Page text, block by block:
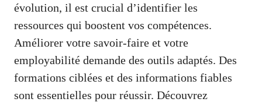
évolution, il est crucial d’identifier les
ressources qui boostent vos compétences.
Améliorer votre savoir-faire et votre
employabilité demande des outils adaptés. Des
formations ciblées et des informations fiables
sont essentielles pour réussir. Découvrez